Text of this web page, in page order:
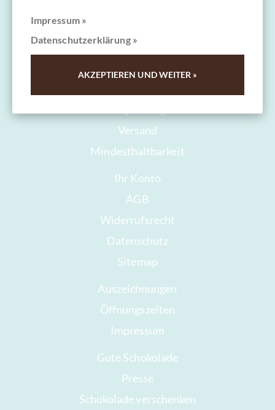
Versand
Mindesthaltbarkeit
Ihr Konto
AGB
Widerrufsrecht
Datenschutz
Sitemap
Auszeichnungen
Öffnungszeiten
Impressum
Gute Schokolade
Presse
Schokolade verschenken
Impressum »
Datenschutzerklärung »
AKZEPTIEREN UND WEITER »